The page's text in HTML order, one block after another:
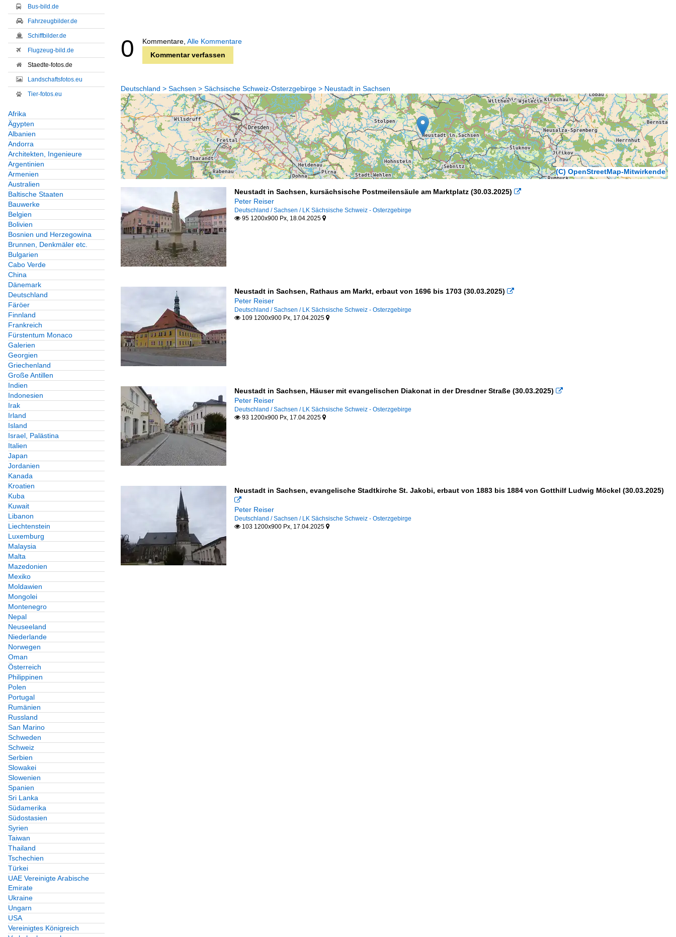
Bus-bild.de
Fahrzeugbilder.de
Schiffbilder.de
Flugzeug-bild.de
Staedte-fotos.de
Landschaftsfotos.eu
Tier-fotos.eu
Afrika
Ägypten
Albanien
Andorra
Architekten, Ingenieure
Argentinien
Armenien
Australien
Baltische Staaten
Bauwerke
Belgien
Bolivien
Bosnien und Herzegowina
Brunnen, Denkmäler etc.
Bulgarien
Cabo Verde
China
Dänemark
Deutschland
Färöer
Finnland
Frankreich
Fürstentum Monaco
Galerien
Georgien
Griechenland
Große Antillen
Indien
Indonesien
Irak
Irland
Island
Israel, Palästina
Italien
Japan
Jordanien
Kanada
Kroatien
Kuba
Kuwait
Libanon
Liechtenstein
Luxemburg
Malaysia
Malta
Mazedonien
Mexiko
Moldawien
Mongolei
Montenegro
Nepal
Neuseeland
Niederlande
Norwegen
Oman
Österreich
Philippinen
Polen
Portugal
Rumänien
Russland
San Marino
Schweden
Schweiz
Serbien
Slowakei
Slowenien
Spanien
Sri Lanka
Südamerika
Südostasien
Syrien
Taiwan
Thailand
Tschechien
Türkei
UAE Vereinigte Arabische
Emirate
Ukraine
Ungarn
USA
Vereinigtes Königreich
0 Kommentare, Alle Kommentare
Kommentar verfassen
Deutschland > Sachsen > Sächsische Schweiz-Osterzgebirge > Neustadt in Sachsen
(C) OpenStreetMap-Mitwirkende
Neustadt in Sachsen, kursächsische Postmeilensäule am Marktplatz (30.03.2025) 
Peter Reiser
Deutschland / Sachsen / LK Sächsische Schweiz - Osterzgebirge
95 1200x900 Px, 18.04.2025 
Neustadt in Sachsen, Rathaus am Markt, erbaut von 1696 bis 1703 (30.03.2025) 
Peter Reiser
Deutschland / Sachsen / LK Sächsische Schweiz - Osterzgebirge
109 1200x900 Px, 17.04.2025 
Neustadt in Sachsen, Häuser mit evangelischen Diakonat in der Dresdner Straße (30.03.2025) 
Peter Reiser
Deutschland / Sachsen / LK Sächsische Schweiz - Osterzgebirge
93 1200x900 Px, 17.04.2025 
Neustadt in Sachsen, evangelische Stadtkirche St. Jakobi, erbaut von 1883 bis 1884 von Gotthilf Ludwig Möckel (30.03.2025)

Peter Reiser
Deutschland / Sachsen / LK Sächsische Schweiz - Osterzgebirge
103 1200x900 Px, 17.04.2025 